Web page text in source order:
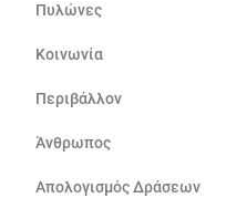
Πυλώνες
Κοινωνία
Περιβάλλον
Άνθρωπος
Απολογισμός Δράσεων